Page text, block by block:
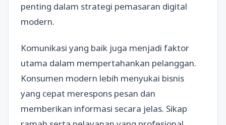
penting dalam strategi pemasaran digital
modern.
Komunikasi yang baik juga menjadi faktor
utama dalam mempertahankan pelanggan.
Konsumen modern lebih menyukai bisnis
yang cepat merespons pesan dan
memberikan informasi secara jelas. Sikap